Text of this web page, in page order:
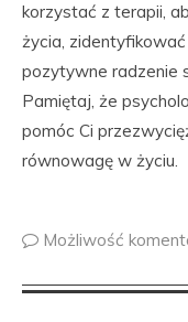
korzystać z terapii,
życia,
pozytywne radzenie
Pamiętaj, że
pomóc Ci
równowagę w życiu.
Możliwość